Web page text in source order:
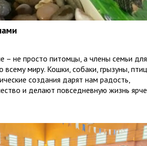
не просто питомцы, а члены семьи для
миру. Кошки, собаки, грызуны,
создания дарят нам радость,
и делают повседневную жизнь